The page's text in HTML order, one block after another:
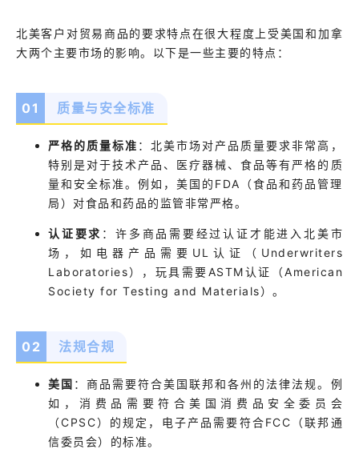
北美客户对贸易商品的要求特点在很大程度上受美国和加拿
大两个主要市场的影响。以下是一些主要的特点：
0 1 质量与安全标准
严格的质量标准 ：北美市场对产品质量要求非常高，
特别是对于技术产品、医疗器械、食品等有严格的质
量和安全标准。例如，美国的FDA（食品和药品管理
局）对食品和药品的监管非常严格。
认证要求 ： 许多商品需要经过认证才能进入北美市
场，如电器产品需要UL认证（Underwriters
Laboratories），玩具需要ASTM认证（American
Society for Testing and Materials）。
0 2 法规合规
美国 ：商品需要符合美国联邦和各州的法律法规。例
如，消费品需要符合美国消费品安全委员会
（CPSC）的规定，电子产品需要符合FCC（联邦通
信委员会）的标准。